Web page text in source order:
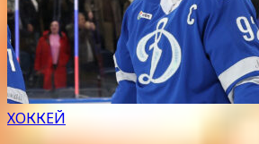
ХОККЕЙ